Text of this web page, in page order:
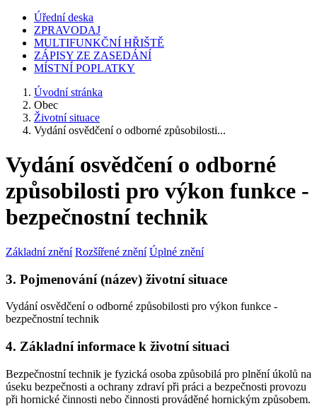
Úřední deska
ZPRAVODAJ
MULTIFUNKČNÍ HŘIŠTĚ
ZÁPISY ZE ZASEDÁNÍ
MÍSTNÍ POPLATKY
Úvodní stránka
Obec
Životní situace
Vydání osvědčení o odborné způsobilosti...
Vydání osvědčení o odborné
způsobilosti pro výkon funkce -
bezpečnostní technik
Základní znění Rozšířené znění Úplné znění
3. Pojmenování (název) životní situace
Vydání osvědčení o odborné způsobilosti pro výkon funkce -
bezpečnostní technik
4. Základní informace k životní situaci
Bezpečnostní technik je fyzická osoba způsobilá pro plnění úkolů na
úseku bezpečnosti a ochrany zdraví při práci a bezpečnosti provozu
při hornické činnosti nebo činnosti prováděné hornickým způsobem.